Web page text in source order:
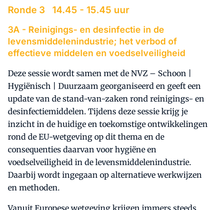
Ronde 3 14.45 - 15.45 uur
3A - Reinigings- en desinfectie in de
levensmiddelenindustrie; het verbod of
effectieve middelen en voedselveiligheid
Deze sessie wordt samen met de NVZ – Schoon |
Hygiënisch | Duurzaam georganiseerd en geeft een
update van de stand-van-zaken rond reinigings- en
desinfectiemiddelen. Tijdens deze sessie krijg je
inzicht in de huidige en toekomstige ontwikkelingen
rond de EU-wetgeving op dit thema en de
consequenties daarvan voor hygiëne en
voedselveiligheid in de levensmiddelenindustrie.
Daarbij wordt ingegaan op alternatieve werkwijzen
en methoden.